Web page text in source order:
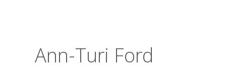
Ann-Turi Ford